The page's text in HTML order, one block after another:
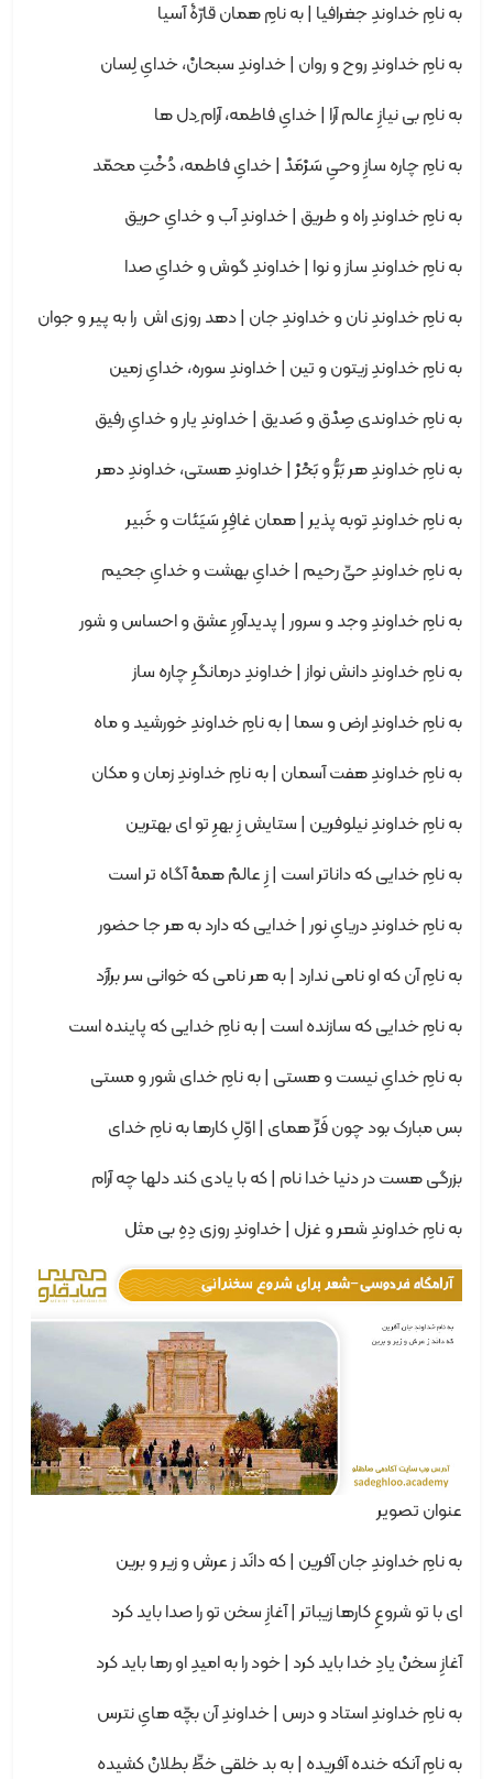
به نامِ خداوندِ جغرافیا | به نامِ همان قارّۀ آسیا
به نامِ خداوندِ روح و روان | خداوندِ سبحانْ، خدایِ لِسان
به نامِ بی نیازِ عالم آرا | خدایِ فاطمه، آرام ِدل ها
به نامِ چاره سازِ وحیِ سَرْمَدْ | خدایِ فاطمه، دُخْتِ محمّد
به نامِ خداوندِ راه و طریق | خداوندِ آب و خدایِ حریق
به نامِ خداوندِ ساز و نوا | خداوندِ گوش و خدایِ صدا
به نامِ خداوندِ نان و خداوندِ جان | دهد روزی اش را به پیر و جوان
به نامِ خداوندِ زیتون و تین | خداوندِ سوره، خدایِ زمین
به نامِ خداوندی صِدْق و صَدیق | خداوندِ یار و خدایِ رفیق
به نامِ خداوندِ هر بَرُّ و بَحْرْ | خداوندِ هستی، خداوندِ دهر
به نامِ خداوندِ توبه پذیر | همان غافِرِ سَیَئات و خَبیر
به نامِ خداوندِ حیِّ رحیم | خدایِ بهشت و خدایِ جحیم
به نامِ خداوندِ وجد و سرور | پدیدآورِ عشق و احساس و شور
به نامِ خداوندِ دانش نواز | خداوندِ درمانگرِ چاره ساز
به نامِ خداوندِ ارض و سما | به نامِ خداوندِ خورشید و ماه
به نامِ خداوندِ هفت آسمان | به نامِ خداوندِ زمان و مکان
به نامِ خداوندِ نیلوفرین | ستایش زِ بهرِ تو ای بهترین
به نامِ خدایی که داناتر است | زِ عالمْ همهْ آگاه تر است
به نامِ خداوندِ دریایِ نور | خدایی که دارد به هر جا حضور
به نامِ آن که او نامی ندارد | به هر نامی که خوانی سر برآرَد
به نامِ خدایی که سازنده است | به نامِ خدایی که پاینده است
به نامِ خدایِ نیست و هستی | به نامِ خدای شور و مستی
بس مبارک بود چون فَرِّ همای | اوّلِ کارها به نامِ خدای
بزرگی هست در دنیا خدا نام | که با یادی کند دلها چه آرام
به نامِ خداوندِ شعر و غزل | خداوندِ روزی دِهِ بی مثل
عنوان تصویر
به نامِ خداوندِ جان آفرین | که دانَد ز عرش و زیر و برین
ای با تو شروعِ کارها زیباتر | آغازِ سخن تو را صدا باید کرد
آغازِ سخنْ یادِ خدا باید کرد | خود را به امیدِ او رها باید کرد
به نامِ خداوندِ استاد و درس | خداوندِ آن بچّه هایِ نترس
به نامِ آنکه خنده آفریده | به بد خلقی خطِّ بطلانْ کشیده